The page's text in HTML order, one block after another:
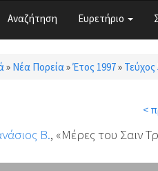
Αναζήτηση Ευρετήριο
» Νέα Πορεία»Έτος 1997» Τεύχος
<
Β., «Μέρες του Σαιν